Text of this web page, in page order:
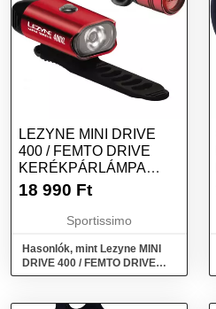
LEZYNE MINI DRIVE
400 / FEMTO DRIVE
KERÉKPÁRLÁMPA
SZETT, PIROS, MÉRET
18 990 Ft
Sportissimo
Hasonlók, mint Lezyne MINI
DRIVE 400 / FEMTO DRIVE
Kerékpárlámpa szett, piros,